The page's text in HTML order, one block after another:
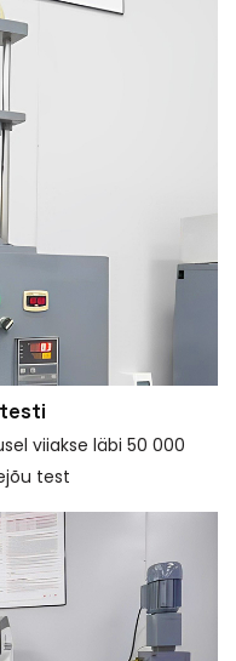
viiakse läbi 50 000
test